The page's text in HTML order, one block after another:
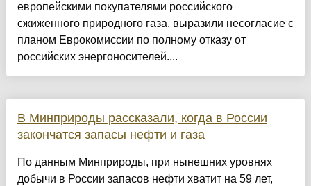
европейскими покупателями российского
сжиженного природного газа, выразили несогласие с
планом Еврокомиссии по полному отказу от
российских энергоносителей....
В Минприроды рассказали, когда в России
закончатся запасы нефти и газа
По данным Минприроды, при нынешних уровнях
добычи в России запасов нефти хватит на 59 лет,